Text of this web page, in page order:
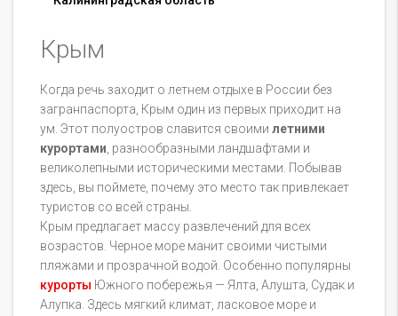
Крым
Когда речь заходит о летнем отдыхе в России без
загранпаспорта, Крым один из первых приходит на
ум. Этот полуостров славится своими летними
курортами, разнообразными ландшафтами и
великолепными историческими местами. Побывав
здесь, вы поймете, почему это место так привлекает
туристов со всей страны.
Крым предлагает массу развлечений для всех
возрастов. Черное море манит своими чистыми
пляжами и прозрачной водой. Особенно популярны
курорты Южного побережья — Ялта, Алушта, Судак и
Алупка. Здесь мягкий климат, ласковое море и